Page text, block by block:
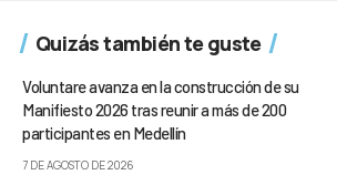
Quizás también te guste
Voluntare avanza en la construcción de su
Manifiesto 2026 tras reunir a más de 200
participantes en Medellín
7 DE AGOSTO DE 2026